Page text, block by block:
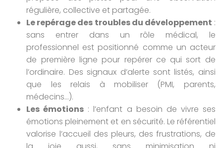
régulière, collective et partagée.
Le repérage des troubles du développement :
sans entrer dans un rôle médical, le
professionnel est positionné comme un acteur
de première ligne pour repérer ce qui sort de
l’ordinaire. Des signaux d’alerte sont listés, ainsi
que les relais à mobiliser (PMI, parents,
médecins…).
Les émotions : l’enfant a besoin de vivre ses
émotions pleinement et en sécurité. Le référentiel
valorise l’accueil des pleurs, des frustrations, de